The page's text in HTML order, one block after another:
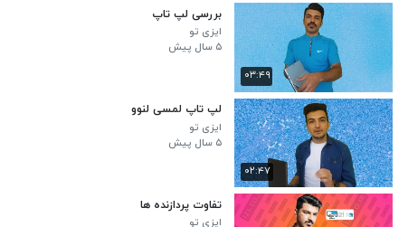
۰۳:۴۹
بررسی لپ تاپ
ایزی تو
۵ سال پیش
۰۲:۴۷
لپ تاپ لمسی لنوو
ایزی تو
۵ سال پیش
تفاوت پردازنده ها
ایزی تو